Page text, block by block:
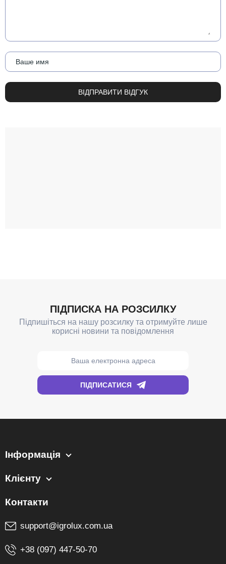
Інформація
Клієнту
support@igrolux.com.ua
+38 (097) 447-50-70